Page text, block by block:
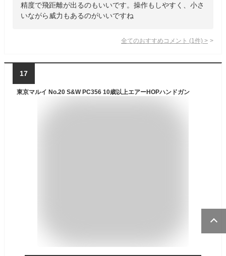
精度で飛距離が出るのもいいです。操作もしやすく、小さ
いながら威力もあるのがいいですね
全てのおすすめコメント (1 件) >
17
東京マルイ No.20 S&W PC356 10歳以上エアーHOPハンドガン